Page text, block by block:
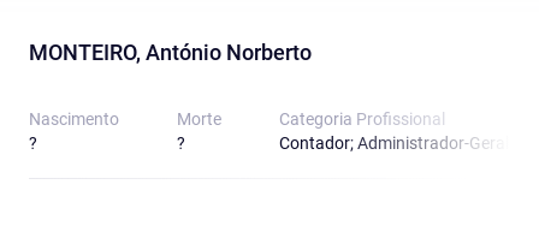
MONTEIRO, António Norberto
Nascimento
?
Morte
?
Categoria Proﬁssional
Contador; Administrador-Geral